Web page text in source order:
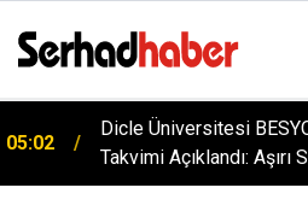
04:51
Diyarbakır'da İşçi
Gündür Adalet